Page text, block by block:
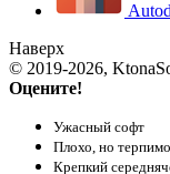
Наверх
© 2019-2026,
Оцените!
Ужасный софт
Плохо, но терпимо
Крепкий